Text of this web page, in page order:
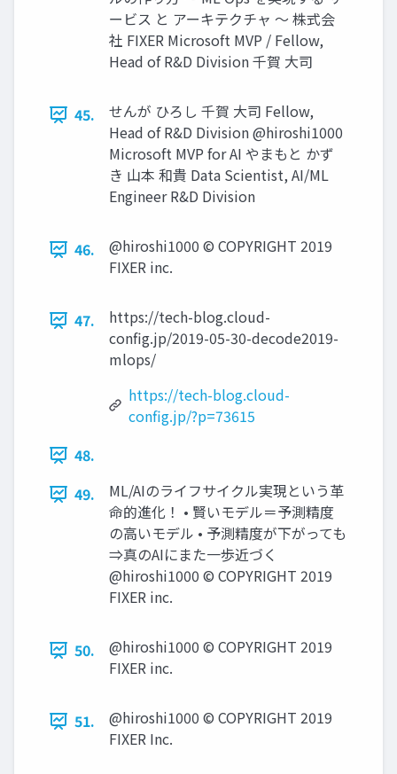
ービス と アーキテクチャ 〜 株式会
社 FIXER Microsoft MVP / Fellow,
Head of R&D Division 千賀 ⼤司
45.
せんが ひろし 千賀 ⼤司 Fellow,
Head of R&D Division @hiroshi1000
Microsoft MVP for AI やまもと かず
き ⼭本 和貴 Data Scientist, AI/ML
Engineer R&D Division
46.
@hiroshi1000 © COPYRIGHT 2019
FIXER inc.
47.
https://tech-blog.cloud-
config.jp/2019-05-30-decode2019-
mlops/
https://tech-blog.cloud-
config.jp/?p=73615
48.
49.
ML/AIのライフサイクル実現という⾰
命的進化！ • 賢いモデル＝予測精度
の⾼いモデル • 予測精度が下がっても
⇒真のAIにまた⼀歩近づく
@hiroshi1000 © COPYRIGHT 2019
FIXER inc.
50.
@hiroshi1000 © COPYRIGHT 2019
FIXER inc.
51.
@hiroshi1000 © COPYRIGHT 2019
FIXER Inc.